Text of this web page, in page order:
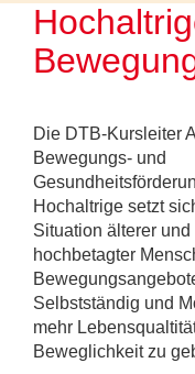
Die DTB-Kursleiter
Bewegungs- und
Hochaltrige setzt
Situation älterer und
hochbetagter
Selbstständig und
mehr
Beweglichkeit zu